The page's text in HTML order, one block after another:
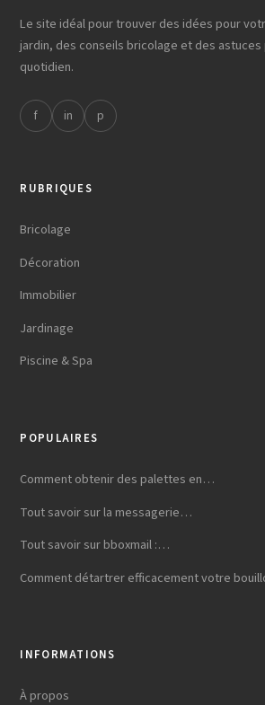
Le site idéal pour trouver des idées pour
jardin, des conseils bricolage et des
quotidien.
f in p
RUBRIQUES
Bricolage
Décoration
Immobilier
Jardinage
Piscine & Spa
POPULAIRES
Comment obtenir des palettes en…
Tout savoir sur la messagerie…
Tout savoir sur bboxmail :…
Comment détartrer efficacement votre
INFORMATIONS
À propos